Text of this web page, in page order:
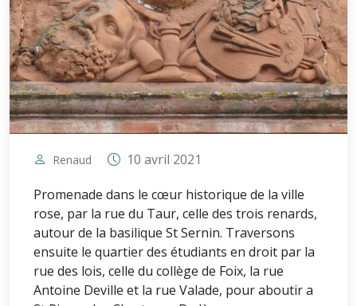
Renaud
10 avril 2021
Promenade dans le cœur historique de la ville
rose, par la rue du Taur, celle des trois renards,
autour de la basilique St Sernin. Traversons
ensuite le quartier des étudiants en droit par la
rue des lois, celle du collège de Foix, la rue
Antoine Deville et la rue Valade, pour aboutir a